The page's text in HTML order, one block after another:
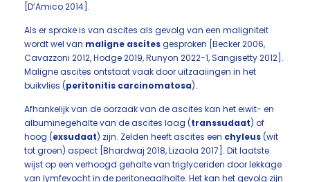
[D’Amico 2014].
Als er sprake is van ascites als gevolg van een maligniteit
wordt wel van maligne ascitesgesproken [Becker 2006,
Cavazzoni 2012, Hodge 2019, Runyon 2022-1, Sangisetty 2012].
Maligne ascites ontstaat vaak door uitzaaiingen in het
buikvlies (peritonitis carcinomatosa).
Afhankelijk van de oorzaak van de ascites kan het eiwit- en
albuminegehalte van de ascites laag (transsudaat) of
hoog (exsudaat) zijn. Zelden heeft ascites een chyleus(wit
tot groen) aspect [Bhardwaj 2018, Lizaola 2017]. Dit laatste
wijst op een verhoogd gehalte van triglyceriden door lekkage
van lymfevocht in de peritoneaalholte. Het kan het gevolg zijn